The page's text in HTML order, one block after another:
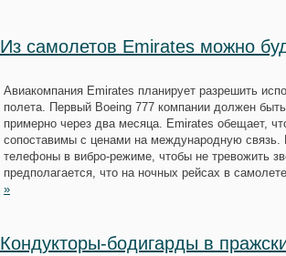
Из самолетов Emirates можно
Авиакомпания Emirates планирует разрешить
полета. Первый Boeing 777 компании должен
примерно через два месяца. Emirates обещает,
сопоставимы с ценами на международную связь.
телефоны в вибро-режиме, чтобы не тревожить
предполагается, что на ночных рейсах в
»
Кондукторы-бодигарды в